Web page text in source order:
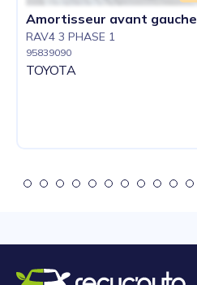
Amortisseur avant gauche
RAV4 3 PHASE 1
95839090
TOYOTA